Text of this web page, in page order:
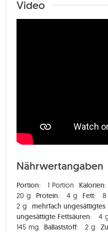
Video
Nährwertangaben
Portion: 1 Portion Kalorien:
20 g Protein: 4 g Fett: 8
2 g mehrfach ungesättigtes
ungesättigte Fettsäuren:
4
145 mg Ballaststoff: 2 g